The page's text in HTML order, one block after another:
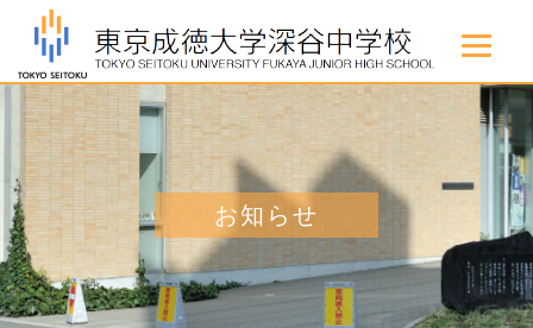
お知らせ